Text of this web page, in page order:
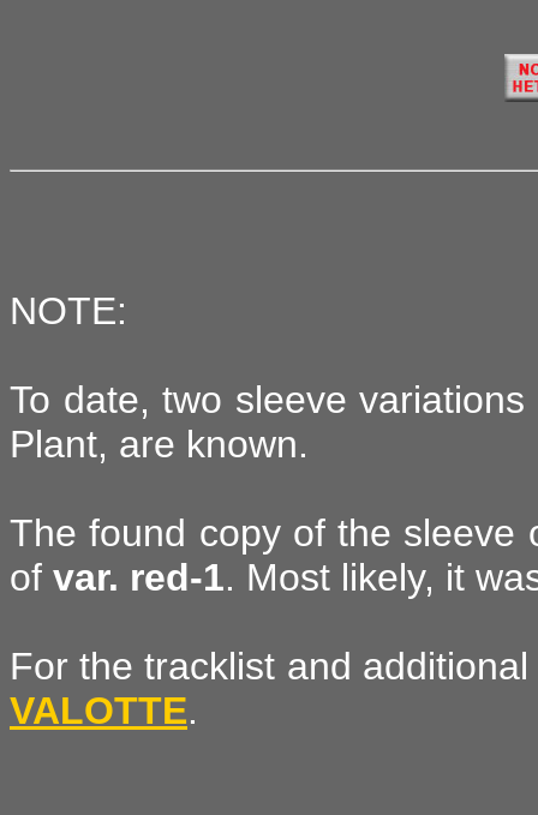
NOTE:
To date, two sleeve
Plant, are known.
The found copy of the sleeve
of var. red-1. Most likely, it
For the tracklist and
VALOTTE.